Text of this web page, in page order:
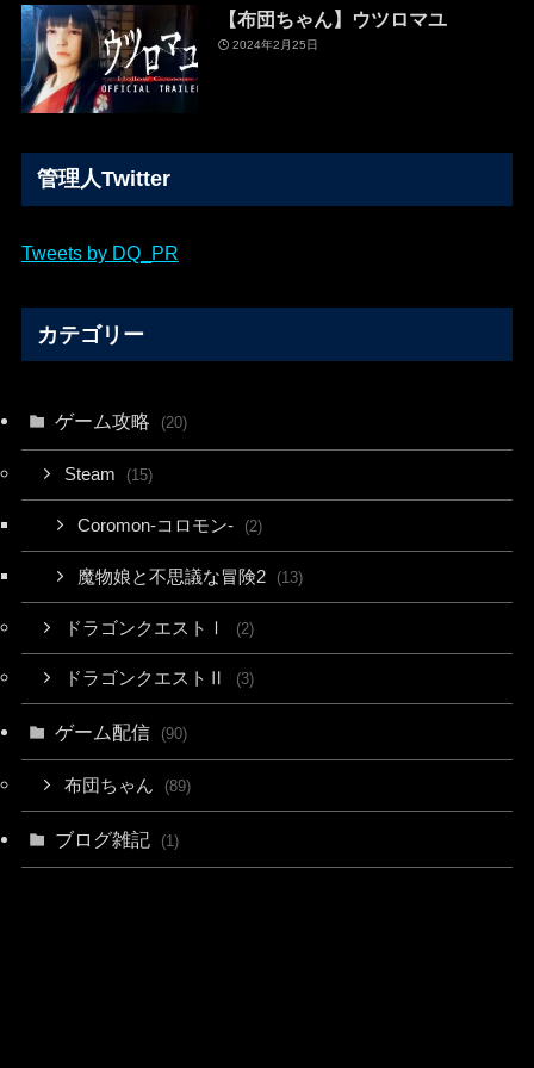
【布団ちゃん】ウツロマユ
2024年2月25日
管理人Twitter
Tweets by DQ_PR
カテゴリー
ゲーム攻略 (20)
Steam (15)
Coromon-コロモン- (2)
魔物娘と不思議な冒険2 (13)
ドラゴンクエストⅠ (2)
ドラゴンクエストⅡ (3)
ゲーム配信 (90)
布団ちゃん (89)
ブログ雑記 (1)